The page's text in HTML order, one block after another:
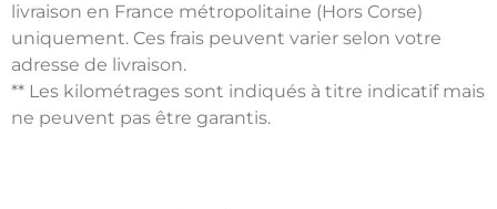
livraison en France métropolitaine (Hors Corse)
uniquement. Ces frais peuvent varier selon votre
adresse de livraison.
** Les kilométrages sont indiqués à titre indicatif mais
ne peuvent pas être garantis.